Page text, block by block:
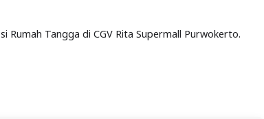
Rumah Tangga di CGV Rita Supermall Purwokerto.